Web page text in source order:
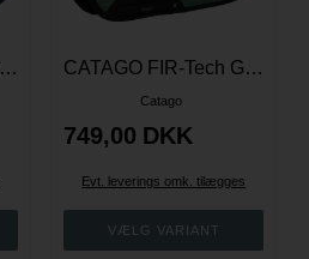
CATAGO FIR-Tech Grand Sadelunderlag - Crown Blue CATAGO FIR-Tech Grand Sadelunderlag - Duck Green
Catago
749,00 DKK
Evt. leverings omk. tilægges